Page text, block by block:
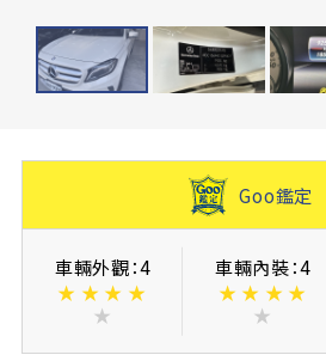
Goo鑑定
車輛外觀：4
★ ★ ★ ★
★
車輛內裝：4
★ ★ ★ ★
★